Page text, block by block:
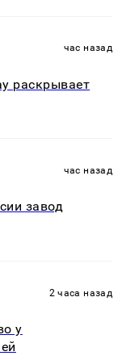
час назад
раскрывает
час назад
завод
2 часа назад
у